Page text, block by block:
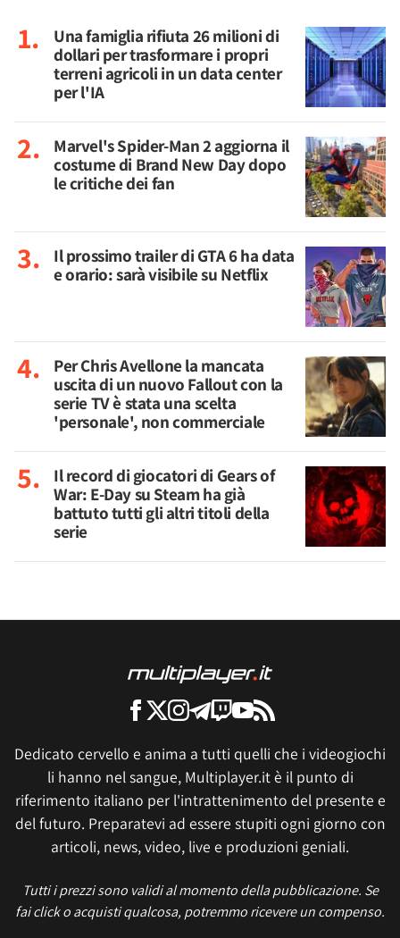
Una famiglia rifiuta 26 milioni di
dollari per trasformare i propri
terreni agricoli in un data center
per l'IA
Marvel's Spider-Man 2 aggiorna il
costume di Brand New Day dopo
le critiche dei fan
Il prossimo trailer di GTA 6 ha data
e orario: sarà visibile su Netflix
Per Chris Avellone la mancata
uscita di un nuovo Fallout con la
serie TV è stata una scelta
'personale', non commerciale
Il record di giocatori di Gears of
War: E-Day su Steam ha già
battuto tutti gli altri titoli della
serie
Dedicato cervello e anima a tutti quelli che i videogiochi
li hanno nel sangue, Multiplayer.it è il punto di
riferimento italiano per l'intrattenimento del presente e
del futuro. Preparatevi ad essere stupiti ogni giorno con
articoli, news, video, live e produzioni geniali.
Tutti i prezzi sono validi al momento della pubblicazione. Se
fai click o acquisti qualcosa, potremmo ricevere un compenso.